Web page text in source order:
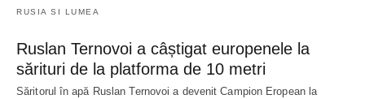
RUSIA SI LUMEA
Ruslan Ternovoi a câștigat europenele la
sărituri de la platforma de 10 metri
Săritorul în apă Ruslan Ternovoi a devenit Campion Eropean la